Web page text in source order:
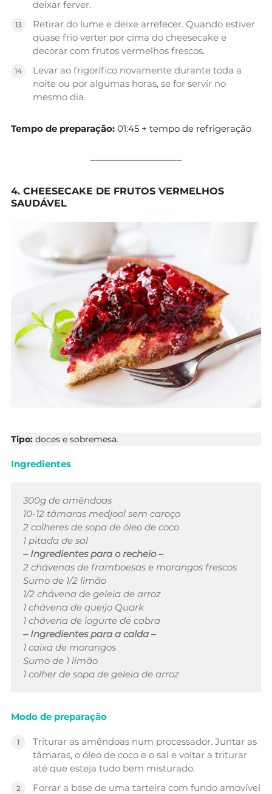
deixar ferver.
Retirar do lume e deixe arrefecer. Quando estiver
quase frio verter por cima do cheesecake e
decorar com frutos vermelhos frescos.
Levar ao frigorífico novamente durante toda a
noite ou por algumas horas, se for servir no
mesmo dia.
Tempo de preparação: 01:45 + tempo de refrigeração
4. CHEESECAKE DE FRUTOS VERMELHOS
SAUDÁVEL
Tipo: doces e sobremesa.
Ingredientes
300g de amêndoas
10-12 tâmaras medjool sem caroço
2 colheres de sopa de óleo de coco
1 pitada de sal
– Ingredientes para o recheio –
2 chávenas de framboesas e morangos frescos
Sumo de 1/2 limão
1/2 chávena de geleia de arroz
1 chávena de queijo Quark
1 chávena de iogurte de cabra
– Ingredientes para a calda –
1 caixa de morangos
Sumo de 1 limão
1 colher de sopa de geleia de arroz
Modo de preparação
Triturar as amêndoas num processador. Juntar as
tâmaras, o óleo de coco e o sal e voltar a triturar
até que esteja tudo bem misturado.
Forrar a base de uma tarteira com fundo amovível